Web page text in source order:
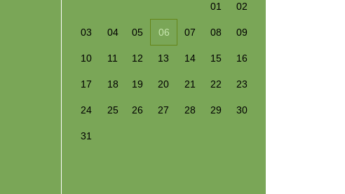
01 02
03 04 05 06 07 08 09
10 11 12 13 14 15 16
17 18 19 20 21 22 23
24 25 26 27 28 29 30
31